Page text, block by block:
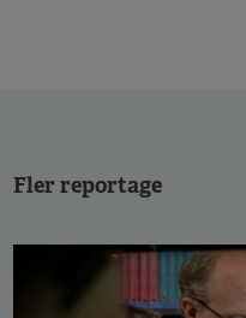
Fler reportage